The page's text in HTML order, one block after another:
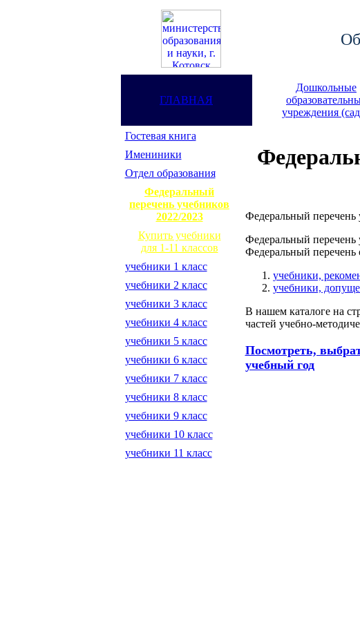
ГЛАВНАЯ
Дошкольные
учреждения
Гостевая книга
Имениники
Отдел образования
Федеральный
перечень учебников
2022/2023
Купить учебники
для 1-11 классов
учебники 1 класс
учебники 2 класс
учебники 3 класс
учебники 4 класс
учебники 5 класс
учебники 6 класс
учебники 7 класс
учебники 8 класс
учебники 9 класс
учебники 10 класс
учебники 11 класс
Федеральный перечень
Федеральный
Федеральный перечень
учебники,
учебники,
В нашем каталоге на
частей учебно-
Посмотреть,
учебный год